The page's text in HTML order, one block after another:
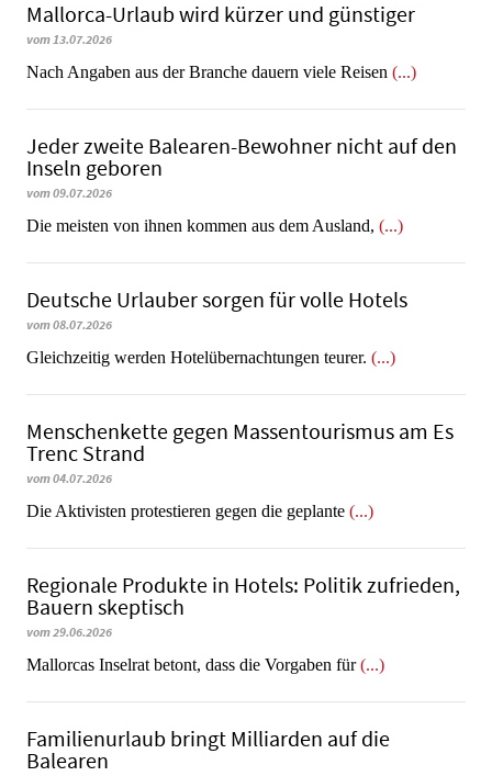
Mallorca-Urlaub wird kürzer und günstiger
vom 13.07.2026
Nach Angaben aus der Branche dauern viele Reisen (...)
Jeder zweite Balearen-Bewohner nicht auf den
Inseln geboren
vom 09.07.2026
Die meisten von ihnen kommen aus dem Ausland, (...)
Deutsche Urlauber sorgen für volle Hotels
vom 08.07.2026
Gleichzeitig werden Hotelübernachtungen teurer. (...)
Menschenkette gegen Massentourismus am Es
Trenc Strand
vom 04.07.2026
Die Aktivisten protestieren gegen die geplante (...)
Regionale Produkte in Hotels: Politik zufrieden,
Bauern skeptisch
vom 29.06.2026
Mallorcas Inselrat betont, dass die Vorgaben für(...)
Familienurlaub bringt Milliarden auf die
Balearen